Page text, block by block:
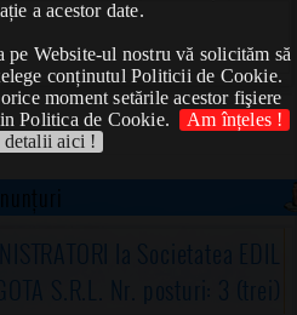
a acestor date.
pe Website-ul nostru vă solicităm să
conținutul Politicii de Cookie.
moment setările acestor fişiere
Politica de Cookie.
Am înțeles !
aici !
la Societatea EDIL
S.R.L. Nr. posturi: 3 (trei)